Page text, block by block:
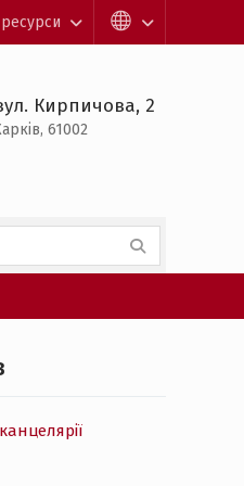
ресурси
Кирпичова, 2
61002